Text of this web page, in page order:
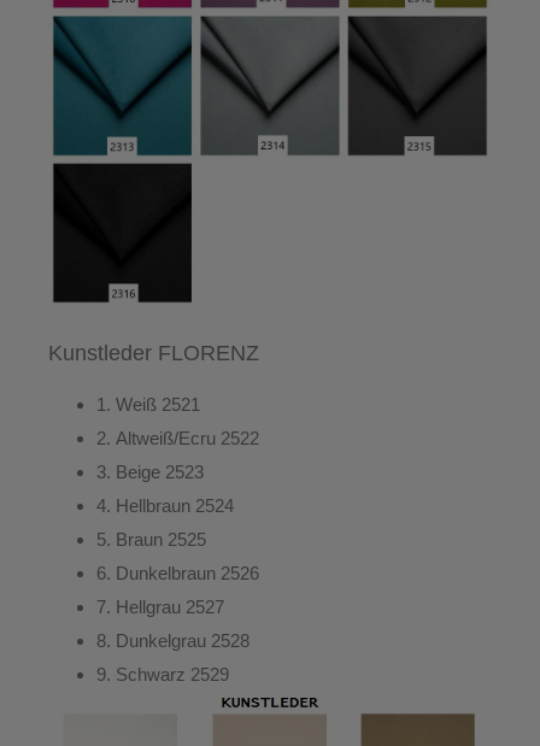
Kunstleder FLORENZ
1. Weiß 2521
2. Altweiß/Ecru 2522
3. Beige 2523
4. Hellbraun 2524
5. Braun 2525
6. Dunkelbraun 2526
7. Hellgrau 2527
8. Dunkelgrau 2528
9. Schwarz 2529